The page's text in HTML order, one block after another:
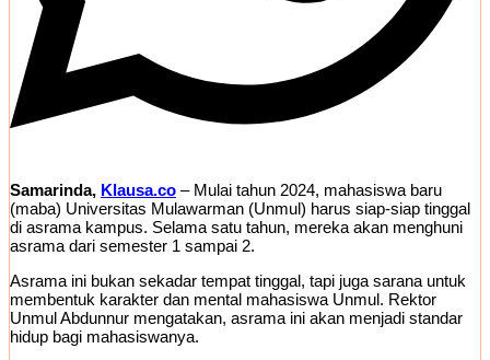
Samarinda, Klausa.co – Mulai tahun 2024, mahasiswa baru
(maba) Universitas Mulawarman (Unmul) harus siap-siap tinggal
di asrama kampus. Selama satu tahun, mereka akan menghuni
asrama dari semester 1 sampai 2.
Asrama ini bukan sekadar tempat tinggal, tapi juga sarana untuk
membentuk karakter dan mental mahasiswa Unmul. Rektor
Unmul Abdunnur mengatakan, asrama ini akan menjadi standar
hidup bagi mahasiswanya.